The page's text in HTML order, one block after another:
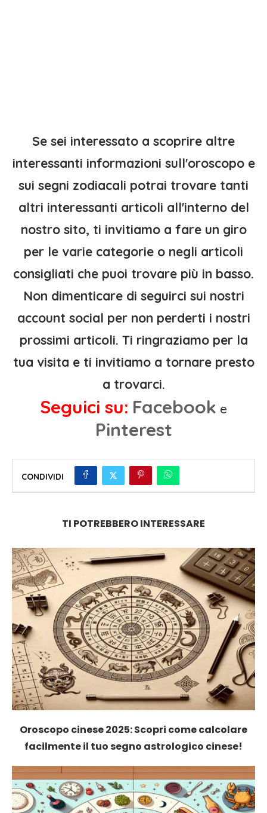
Se sei interessato a scoprire altre
interessanti informazioni sull'oroscopo e
sui segni zodiacali potrai trovare tanti
altri interessanti articoli all'interno del
nostro sito, ti invitiamo a fare un giro
per le varie categorie o negli articoli
consigliati che puoi trovare più in basso.
Non dimenticare di seguirci sui nostri
account social per non perderti i nostri
prossimi articoli. Ti ringraziamo per la
tua visita e ti invitiamo a tornare presto
a trovarci.
Seguici su: Facebook e
Pinterest
CONDIVIDI
TI POTREBBERO INTERESSARE
Oroscopo cinese 2025: Scopri come calcolare
facilmente il tuo segno astrologico cinese!